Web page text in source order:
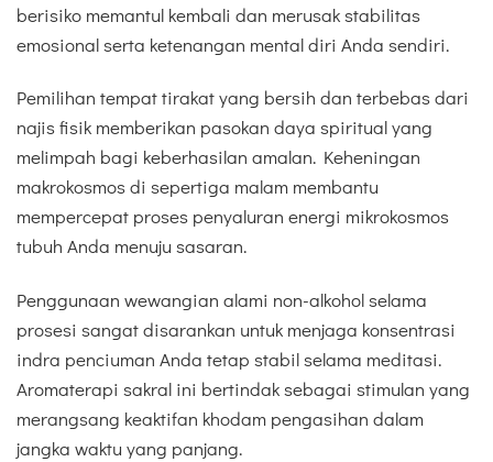
berisiko memantul kembali dan merusak stabilitas
emosional serta ketenangan mental diri Anda sendiri.
Pemilihan tempat tirakat yang bersih dan terbebas dari
najis fisik memberikan pasokan daya spiritual yang
melimpah bagi keberhasilan amalan. Keheningan
makrokosmos di sepertiga malam membantu
mempercepat proses penyaluran energi mikrokosmos
tubuh Anda menuju sasaran.
Penggunaan wewangian alami non-alkohol selama
prosesi sangat disarankan untuk menjaga konsentrasi
indra penciuman Anda tetap stabil selama meditasi.
Aromaterapi sakral ini bertindak sebagai stimulan yang
merangsang keaktifan khodam pengasihan dalam
jangka waktu yang panjang.